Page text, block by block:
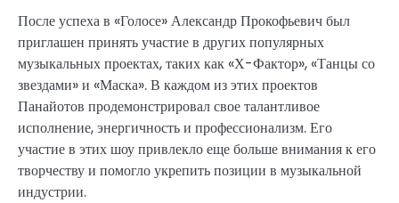
После успеха в «Голосе» Александр Прокофьевич был
приглашен принять участие в других популярных
музыкальных проектах, таких как «Х-Фактор», «Танцы со
звездами» и «Маска». В каждом из этих проектов
Панайотов продемонстрировал свое талантливое
исполнение, энергичность и профессионализм. Его
участие в этих шоу привлекло еще больше внимания к его
творчеству и помогло укрепить позиции в музыкальной
индустрии.